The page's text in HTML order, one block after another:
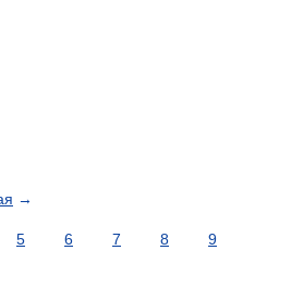
→
5 6 7 8
9